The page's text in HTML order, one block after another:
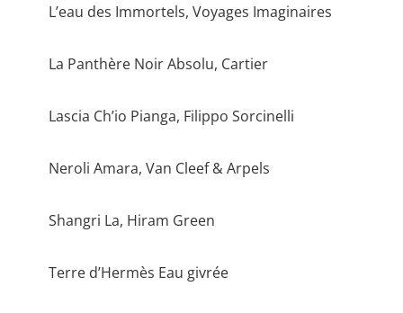
L’eau des Immortels, Voyages Imaginaires
La Panthère Noir Absolu, Cartier
Lascia Ch’io Pianga, Filippo Sorcinelli
Neroli Amara, Van Cleef & Arpels
Shangri La, Hiram Green
Terre d’Hermès Eau givrée